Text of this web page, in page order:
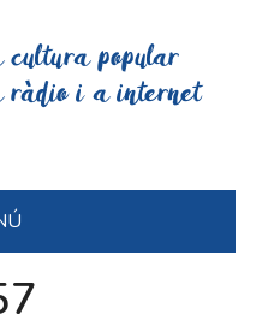
cultura popular
ràdio i a internet